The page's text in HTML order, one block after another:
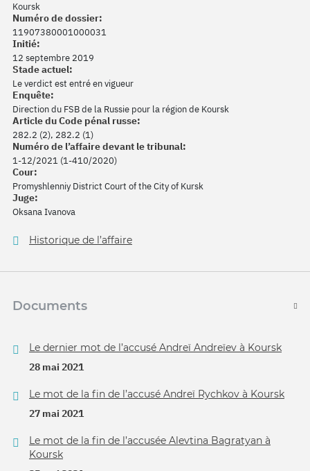
Koursk
Numéro de dossier:
11907380001000031
Initié:
12 septembre 2019
Stade actuel:
Le verdict est entré en vigueur
Enquête:
Direction du FSB de la Russie pour la région de Koursk
Article du Code pénal russe:
282.2 (2), 282.2 (1)
Numéro de l’affaire devant le tribunal:
1-12/2021 (1-410/2020)
Cour:
Promyshlenniy District Court of the City of Kursk
Juge:
Oksana Ivanova
Historique de l’affaire
Documents
Le dernier mot de l’accusé Andreï Andreïev à Koursk
28 mai 2021
Le mot de la fin de l’accusé Andreï Rychkov à Koursk
27 mai 2021
Le mot de la fin de l’accusée Alevtina Bagratyan à
Koursk